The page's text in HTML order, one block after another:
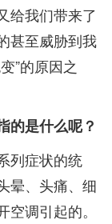
给我们带来了
甚至威胁到我
”的原因之
的是什么呢？
列症状的统
晕、头痛、细
调引起的。